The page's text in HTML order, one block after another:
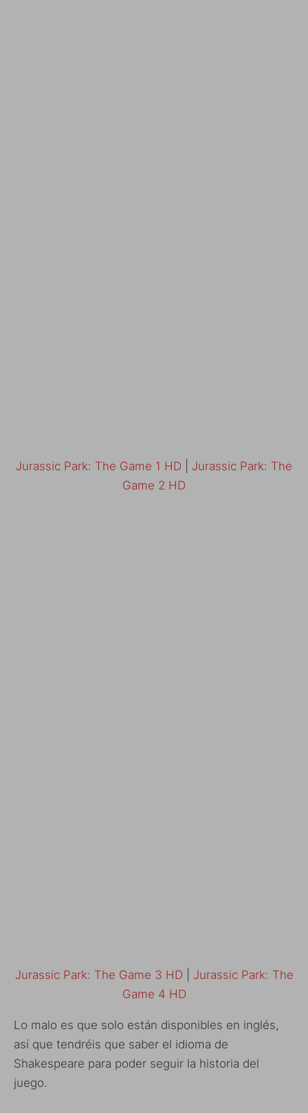
Jurassic Park: The Game 1 HD
Jurassic Park: The
Game 2 HD
Jurassic Park: The Game 3 HD
Jurassic Park: The
Game 4 HD
Lo malo es que solo están disponibles en inglés,
así que tendréis que saber el idioma de
Shakespeare para poder seguir la historia del
juego.